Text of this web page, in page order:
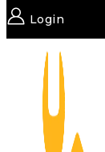
Login